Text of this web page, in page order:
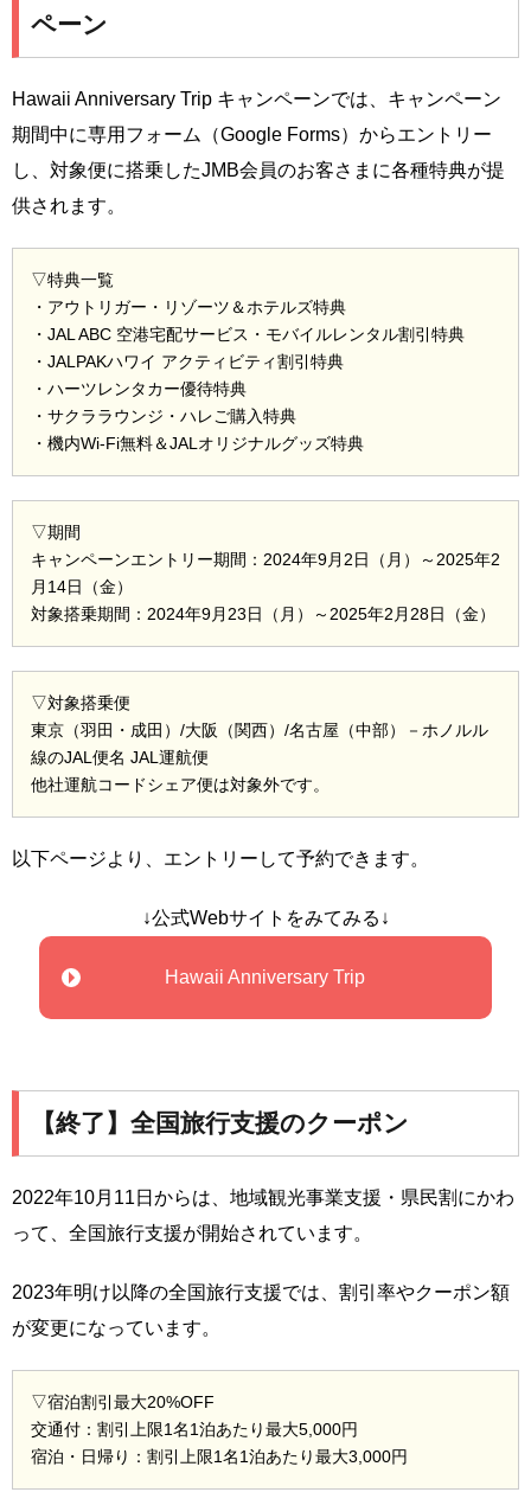
ペーン
Hawaii Anniversary Trip キャンペーンでは、キャンペーン
期間中に専用フォーム（Google Forms）からエントリー
し、対象便に搭乗したJMB会員のお客さまに各種特典が提
供されます。
▽特典一覧
・アウトリガー・リゾーツ＆ホテルズ特典
・JAL ABC 空港宅配サービス・モバイルレンタル割引特典
・JALPAKハワイ アクティビティ割引特典
・ハーツレンタカー優待特典
・サクララウンジ・ハレご購入特典
・機内Wi-Fi無料＆JALオリジナルグッズ特典
▽期間
キャンペーンエントリー期間：2024年9月2日（月）～2025年2
月14日（金）
対象搭乗期間：2024年9月23日（月）～2025年2月28日（金）
▽対象搭乗便
東京（羽田・成田）/大阪（関西）/名古屋（中部）－ホノルル
線のJAL便名 JAL運航便
他社運航コードシェア便は対象外です。
以下ページより、エントリーして予約できます。
↓公式Webサイトをみてみる↓
Hawaii Anniversary Trip
【終了】全国旅行支援のクーポン
2022年10月11日からは、地域観光事業支援・県民割にかわ
って、全国旅行支援が開始されています。
2023年明け以降の全国旅行支援では、割引率やクーポン額
が変更になっています。
▽宿泊割引最大20%OFF
交通付：割引上限1名1泊あたり最大5,000円
宿泊・日帰り：割引上限1名1泊あたり最大3,000円